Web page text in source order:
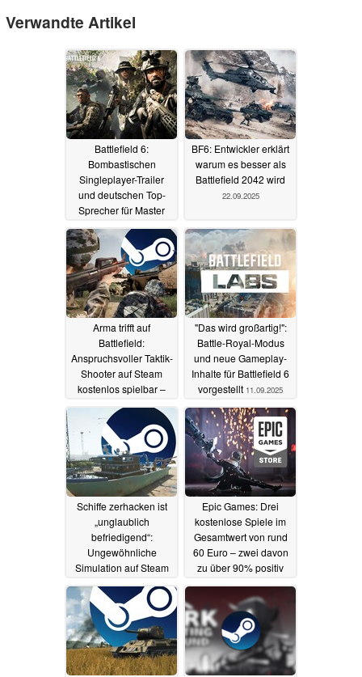
Verwandte Artikel
Battlefield 6:
Bombastischen
Singleplayer-Trailer
und deutschen Top-
Sprecher für Master
Sergeant Hayden
Carter enthüllt
25.09.2025
BF6: Entwickler erklärt
warum es besser als
Battlefield 2042 wird
22.09.2025
Arma trifft auf
Battlefield:
Anspruchsvoller Taktik-
Shooter auf Steam
kostenlos spielbar –
aber nur für kurze Zeit
12.09.2025
"Das wird großartig!":
Battle-Royal-Modus
und neue Gameplay-
Inhalte für Battlefield 6
vorgestellt 11.09.2025
Schiffe zerhacken ist
„unglaublich
befriedigend“:
Ungewöhnliche
Simulation auf Steam
für kurze Zeit kostenlos
11.09.2025
Epic Games: Drei
kostenlose Spiele im
Gesamtwert von rund
60 Euro – zwei davon
zu über 90% positiv
11.09.2025